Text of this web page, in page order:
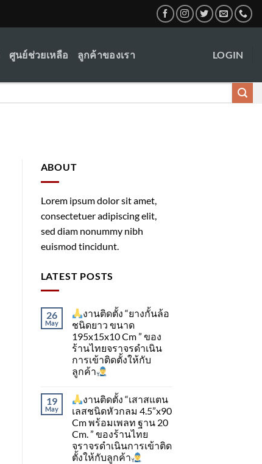
ศูนย์ช่วยเหลือ ลูกค้าของเรา LOGIN
ABOUT
Lorem ipsum dolor sit amet,
consectetuer adipiscing elit,
sed diam nonummy nibh
euismod tincidunt.
LATEST POSTS
26
May
งานติดตั้ง “ยางกั้นล้อ
ชนิดยาว ขนาด
195x15x10 Cm ” ของ
ร้านไทยจราจรดำเนิน
การเข้าติดตั้ง​ให้กับ
ลูกค้า
19
May
งานติดตั้ง “เสาสแตน
เลสชนิดหัวกลม 4.5”x90
Cm พร้อมเพลท ฐาน 20
Cm. ” ของร้านไทย
จราจรดำเนินการเข้าติด
ตั้ง​ให้กับลูกค้า